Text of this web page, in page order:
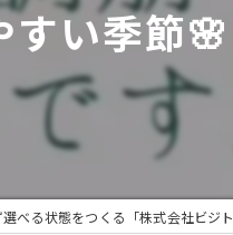
い季節🌸
べる状態をつくる「株式会社ビジト